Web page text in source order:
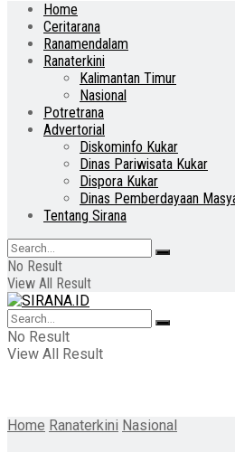
Home
Ceritarana
Ranamendalam
Ranaterkini
Kalimantan Timur
Nasional
Potretrana
Advertorial
Diskominfo Kukar
Dinas Pariwisata Kukar
Dispora Kukar
Dinas Pemberdayaan
Tentang Sirana
No Result
View All Result
No Result
View All Result
Home Ranaterkini Nasional